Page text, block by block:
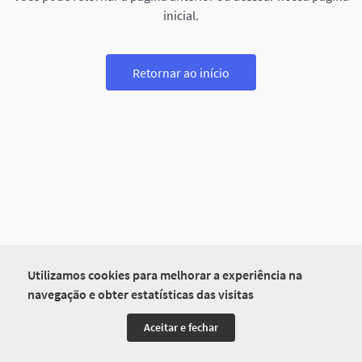
Utilizamos cookies para melhorar a experiência na
navegação e obter estatísticas das visitas
Aceitar e fechar
inicial.
Retornar ao início